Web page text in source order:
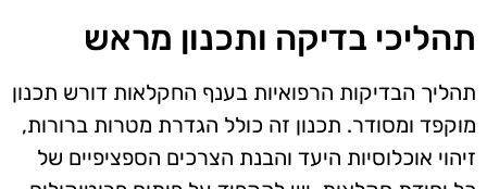
תהליכי בדיקה ותכנון מראש
תהליך הבדיקות הרפואיות בענף החקלאות דורש תכנון
מוקפד ומסודר. תכנון זה כולל הגדרת מטרות ברורות,
זיהוי אוכלוסיות היעד והבנת הצרכים הספציפיים של